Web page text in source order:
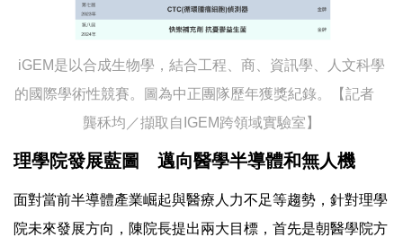
iGEM是以合成生物學，結合工程、商、資訊學、人文科學
的國際學術性競賽。圖為中正團隊歷年獲獎紀錄。【記者
龔秝均／擷取自IGEM跨領域實驗室】
理學院發展藍圖 邁向醫學半導體和無人機
面對當前半導體產業崛起與醫療人力不足等趨勢，針對理學
院未來發展方向，陳院長提出兩大目標，首先是朝醫學院方